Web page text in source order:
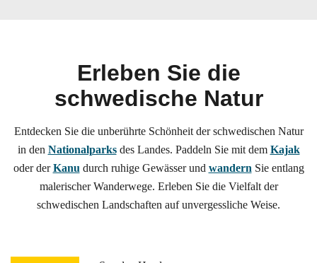
Erleben Sie die
schwedische Natur
Entdecken Sie die unberührte Schönheit der schwedischen Natur
in den Nationalparksdes Landes. Paddeln Sie mit dem Kajak
oder derKanu durch ruhige Gewässer und wandern Sie entlang
malerischer Wanderwege. Erleben Sie die Vielfalt der
schwedischen Landschaften auf unvergessliche Weise.